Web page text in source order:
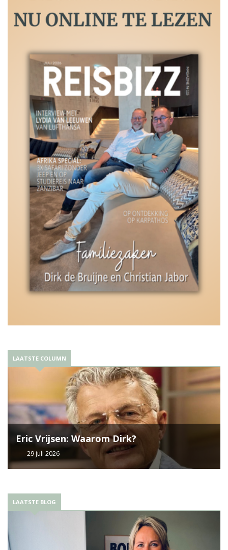
LAATSTE COLUMN
Eric Vrijsen: Waarom Dirk?
29 juli 2026
LAATSTE BLOG